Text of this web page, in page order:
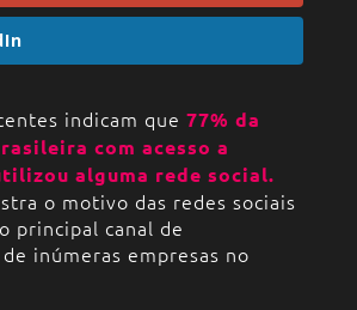
indicam que 77% da
com acesso a
alguma rede social.
o motivo das redes sociais
principal canal de
inúmeras empresas no